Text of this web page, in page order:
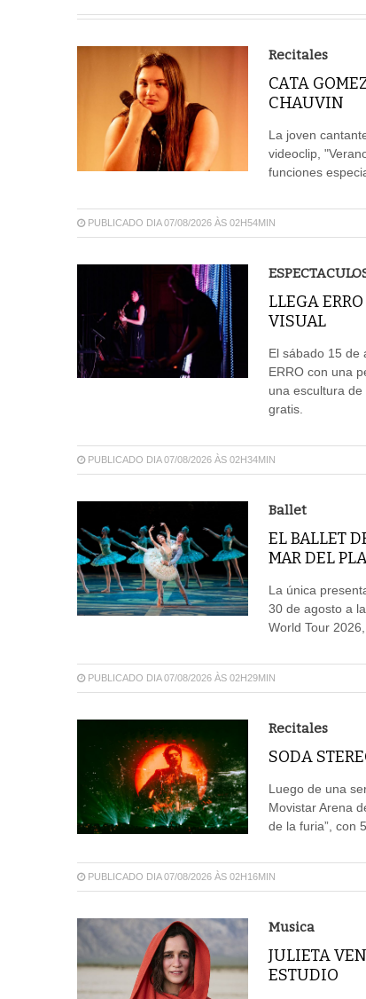
Recitales
CATA
CHAUVIN
La joven
videoclip,
funciones
PUBLICADO DIA 07/08/2026 ÀS 02H54MIN
LLEGA
VISUAL
El sábado 15 de
ERRO con una
una escultura
gratis.
PUBLICADO DIA 07/08/2026 ÀS 02H34MIN
Ballet
EL BALLET
MAR DEL
La única
30 de agosto a
World Tour
PUBLICADO DIA 07/08/2026 ÀS 02H29MIN
Recitales
SODA
Luego de una
Movistar Arena
de la furia”, con
PUBLICADO DIA 07/08/2026 ÀS 02H16MIN
Musica
JULIETA
ESTUDIO